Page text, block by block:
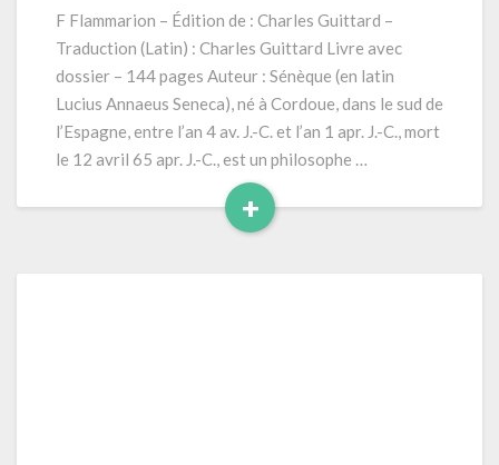
Médée
(an
63)
F Flammarion – Édition de : Charles Guittard –
Traduction (Latin) : Charles Guittard Livre avec
dossier – 144 pages Auteur : Sénèque (en latin
Lucius Annaeus Seneca), né à Cordoue, dans le sud de
l’Espagne, entre l’an 4 av. J.-C. et l’an 1 apr. J.-C., mort
le 12 avril 65 apr. J.-C., est un philosophe …
+
Read